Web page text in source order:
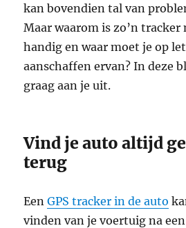
kan bovendien tal van
Maar waarom is zo’n
handig en waar moet je op
aanschaffen ervan? In deze
graag aan je uit.
Vind je auto altijd
terug
EenGPS tracker in de auto
vinden van je voertuig na